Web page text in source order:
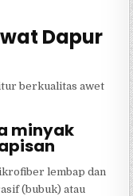
Dapur
berkualitas awet
minyak
lembap dan
(bubuk) atau